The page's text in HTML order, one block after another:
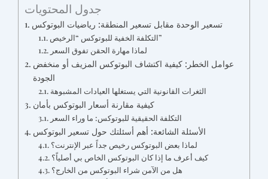
جدول المحتويات
تسعير الوحدة مقابل تسعير المنطقة: رياضيات البوتوكس
التكلفة الخفية للبوتوكس “الرخيص”
لماذا مهارة الحقن تفوق السعر
عوامل الخطر: كيفية اكتشاف البوتوكس المزيف أو منخفض
الجودة
الثغرات القانونية التي يستغلها العيادات المشبوهة
كيفية مقارنة أسعار البوتوكس بأمان
التكلفة الحقيقية للبوتوكس: ما وراء السعر
الأسئلة الشائعة: أهم أسئلتك حول تسعير البوتوكس
لماذا بعض البوتوكس رخيص جداً عبر الإنترنت؟
كيف أعرف ما إذا كان البوتوكس الخاص بي أصلياً؟
هل من الآمن شراء البوتوكس من الخارج؟